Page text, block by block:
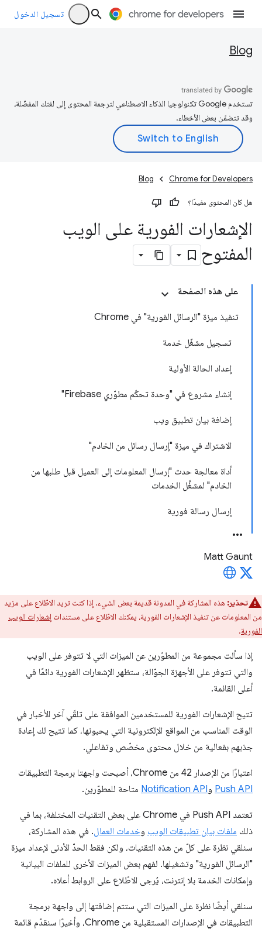
تسجيل الدخول
Blog
تستخدم Google تكنولوجيا الذكاء الاصطناعي لترجمة المحتوى إلى لغتك المفضّلة،
وقد تتضمّن بعض الأخطاء.
Chrome for Developers
Blog
هل كان المحتوى مفيدًا؟
الإشعارات الفورية على الويب
المفتوح
على هذه الصفحة
تنفيذ ميزة "الرسائل الفورية" في Chrome
تسجيل مشغّل خدمة
إعداد الحالة الأولية
إنشاء مشروع في "وحدة تحكّم مطوّري Firebase"
إضافة بيان تطبيق ويب
الاشتراك في ميزة "إرسال رسائل من الخادم"
أداة معالجة حدث "إرسال المعلومات إلى العميل قبل طلبها من
الخادم" لمشغِّل الخدمات
إرسال رسالة فورية
Matt Gaunt
تحذير: هذه المشاركة في المدونة قديمة بعض الشيء. إذا كنت تريد الاطّلاع على مزيد
من المعلومات عن تنفيذ الإشعارات الفورية، يمكنك الاطّلاع على مستندات إشعارات الويب
الفورية.
إذا سألت مجموعة من المطوّرين عن الميزات التي لا تتوفر على الويب
والتي تتوفر على الأجهزة الجوّالة، ستظهر الإشعارات الفورية دائمًا في
أعلى القائمة.
تتيح الإشعارات الفورية للمستخدمين الموافقة على تلقّي آخر الأخبار في
الوقت المناسب من المواقع الإلكترونية التي يحبونها، كما تتيح لك إعادة
جذبهم بفعالية من خلال محتوى مخصّص وتفاعلي.
اعتبارًا من الإصدار 42 من Chrome، أصبحت واجهتا برمجة التطبيقات
Push API وNotification API متاحة للمطوّرين.
تعتمد Push API في Chrome على بعض التقنيات المختلفة، بما في
ذلك ملفات بيان تطبيقات الويب وخدمات العمال. في هذه المشاركة،
سنلقي نظرة على كلّ من هذه التقنيات، ولكن فقط الحدّ الأدنى لإعداد ميزة
"الرسائل الفورية" وتشغيلها. لفهم بعض الميزات الأخرى للملفات البيانية
وإمكانات الخدمة بلا إنترنت، يُرجى الاطّلاع على الروابط أعلاه.
سنلقي أيضًا نظرة على الميزات التي ستتم إضافتها إلى واجهة برمجة
التطبيقات في الإصدارات المستقبلية من Chrome، وأخيرًا سنقدّم قائمة